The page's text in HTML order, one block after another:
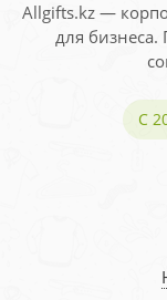
Allgifts.kz —
для
С